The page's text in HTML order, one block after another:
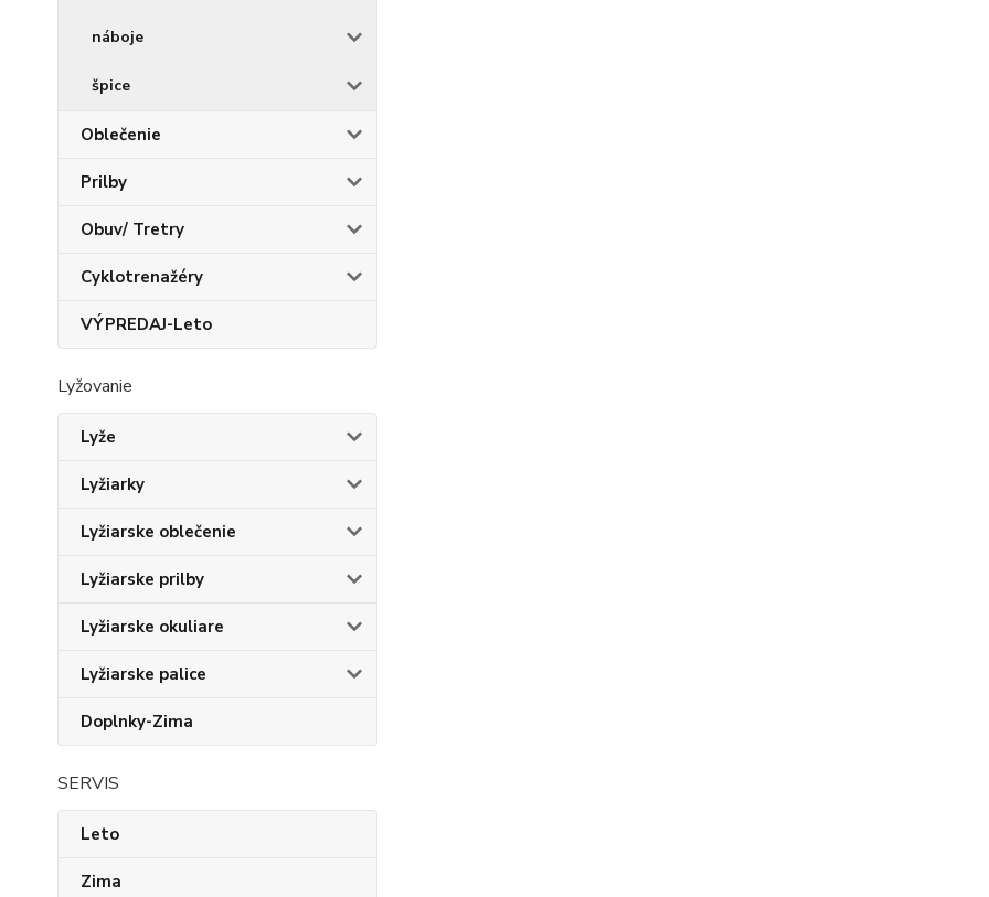
náboje
špice
Oblečenie
Prilby
Obuv/ Tretry
Cyklotrenažéry
VÝPREDAJ-Leto
Lyžovanie
Lyže
Lyžiarky
Lyžiarske oblečenie
Lyžiarske prilby
Lyžiarske okuliare
Lyžiarske palice
Doplnky-Zima
SERVIS
Leto
Zima